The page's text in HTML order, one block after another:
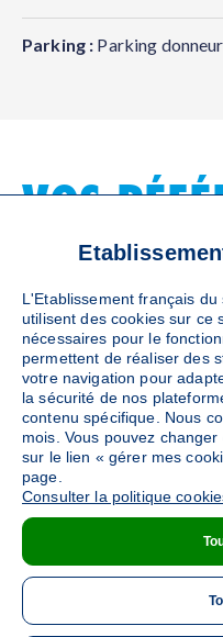
Parking : Parking
VOS
LOCAUX
. SERVICE
800 972 100
Référent EFS
Appelez-nous du
L'Etablissement français
utilisent des cookies sur ce
nécessaires pour le
permettent de réaliser des
votre navigation pour
la sécurité de nos
contenu spécifique. Nous
mois. Vous pouvez
sur le lien « gérer mes
page.
Consulter la politique